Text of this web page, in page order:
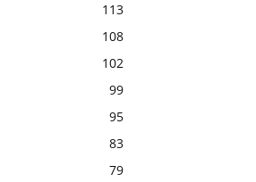
113
108
102
99
95
83
79